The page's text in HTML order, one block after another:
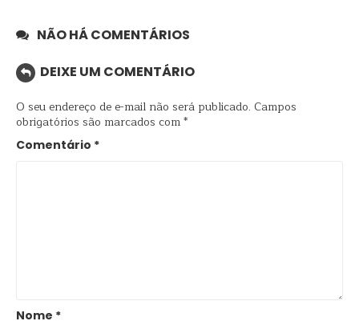
NÃO HÁ COMENTÁRIOS
DEIXE UM COMENTÁRIO
O seu endereço de e-mail não será publicado. Campos
obrigatórios são marcados com*
Comentário *
Nome *